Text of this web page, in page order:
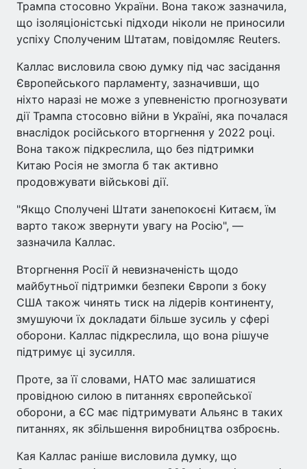
Трампа стосовно України. Вона також зазначила,
що ізоляціоністські підходи ніколи не приносили
успіху Сполученим Штатам, повідомляє Reuters.
Каллас висловила свою думку під час засідання
Європейського парламенту, зазначивши, що
ніхто наразі не може з упевненістю прогнозувати
дії Трампа стосовно війни в Україні, яка почалася
внаслідок російського вторгнення у 2022 році.
Вона також підкреслила, що без підтримки
Китаю Росія не змогла б так активно
продовжувати військові дії.
"Якщо Сполучені Штати занепокоєні Китаєм, їм
варто також звернути увагу на Росію", —
зазначила Каллас.
Вторгнення Росії й невизначеність щодо
майбутньої підтримки безпеки Європи з боку
США також чинять тиск на лідерів континенту,
змушуючи їх докладати більше зусиль у сфері
оборони. Каллас підкреслила, що вона рішуче
підтримує ці зусилля.
Проте, за її словами, НАТО має залишатися
провідною силою в питаннях європейської
оборони, а ЄС має підтримувати Альянс в таких
питаннях, як збільшення виробництва озброєнь.
Кая Каллас раніше висловила думку, що